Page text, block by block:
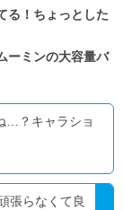
る！ちょっとした
ーミンの大容量バ
…？キャラショ
張らなくて良